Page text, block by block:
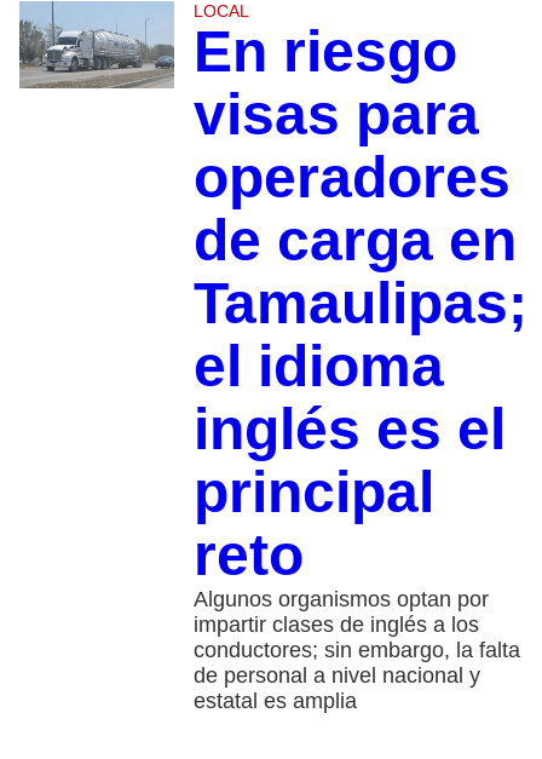
LOCAL
En riesgo
visas para
operadores
de carga en
Tamaulipas;
el idioma
inglés es el
principal
reto
Algunos organismos optan por
impartir clases de inglés a los
conductores; sin embargo, la falta
de personal a nivel nacional y
estatal es amplia